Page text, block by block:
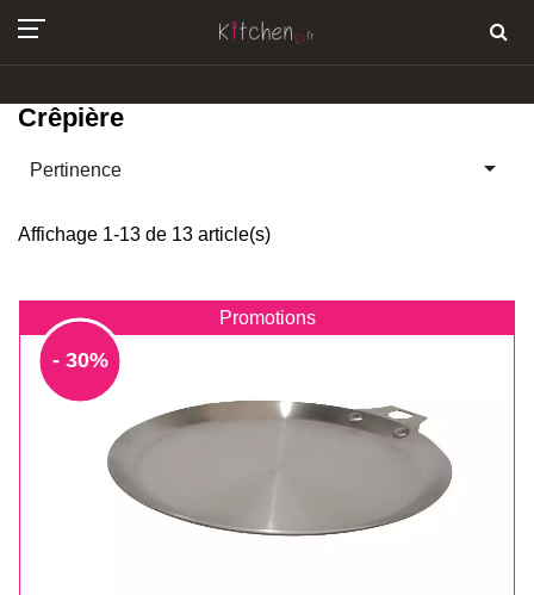
Crêpière
Pertinence 
Affichage 1-13 de 13 article(s)
Promotions
- 30%